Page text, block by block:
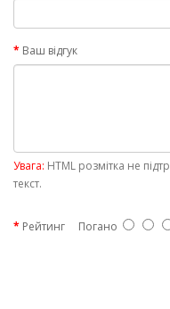
Ваш відгук
Увага: HTML розмітка не
текст.
Рейтинг Погано